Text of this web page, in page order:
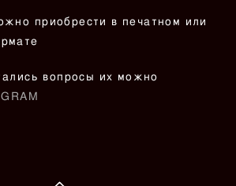
приобрести в печатном или
вопросы их можно